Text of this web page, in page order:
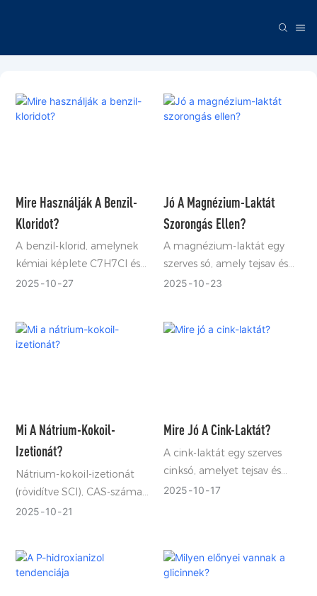
Mire Használják A Benzil-
Kloridot?
A benzil-klorid, amelynek
kémiai képlete C7H7Cl és
CAS-száma 100-44-7, egy
2025 10 27
Jó A Magnézium-Laktát
Szorongás Ellen?
A magnézium-laktát egy
szerves só, amely tejsav és
magnéziumionok
2025 10 23
Mi A Nátrium-Kokoil-
Izetionát?
Nátrium-kokoil-izetionát
(rövidítve SCI), CAS-száma
61789-32-0,
2025 10 21
Mire Jó A Cink-Laktát?
A cink-laktát egy szerves
cinksó, amelyet tejsav és
cink-oxid/cink-hidroxid
2025 10 17